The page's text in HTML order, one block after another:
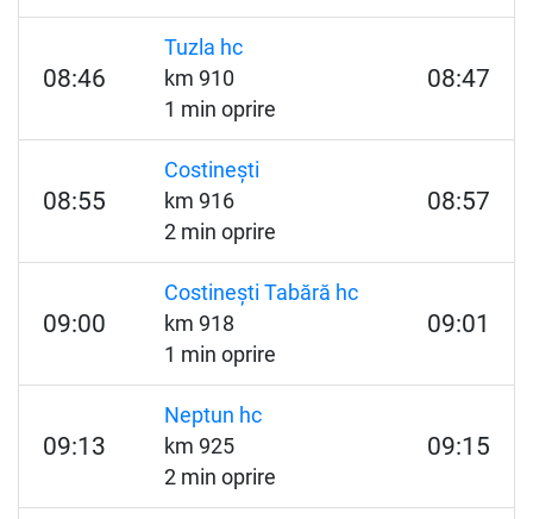
08:46
Tuzla hc
km 910
1 min oprire
08:47
08:55
Costinești
km 916
2 min oprire
08:57
09:00
Costinești Tabără hc
km 918
1 min oprire
09:01
09:13
Neptun hc
km 925
2 min oprire
09:15